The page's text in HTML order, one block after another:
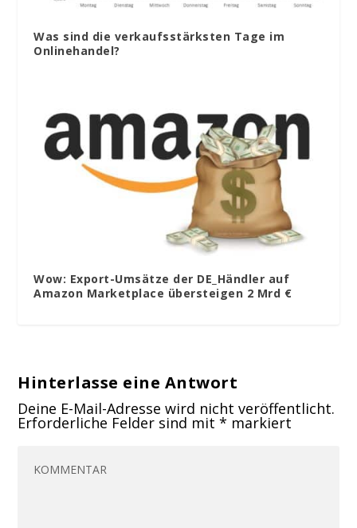
Was sind die verkaufsstärksten Tage im
Onlinehandel?
Wow: Export-Umsätze der DE_Händler auf
Amazon Marketplace übersteigen 2 Mrd €
Hinterlasse eine Antwort
Deine E-Mail-Adresse wird nicht veröffentlicht.
Erforderliche Felder sind mit* markiert